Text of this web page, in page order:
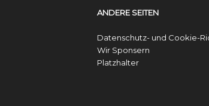
ANDERE SEITEN
Datenschutz- und Cookie-
Wir Sponsern
Platzhalter